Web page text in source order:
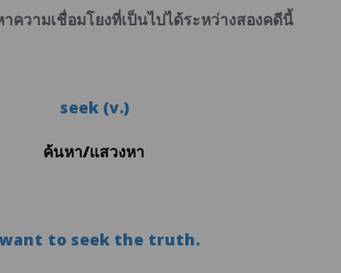
ความเชื่อมโยงที่เป็นไปได้ระหว่างสองคดีนี้
seek (v.)
ค้นหา/แสวงหา
to seek the truth.